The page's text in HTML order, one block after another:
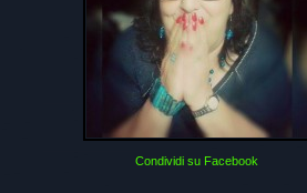
Condividi su Facebook